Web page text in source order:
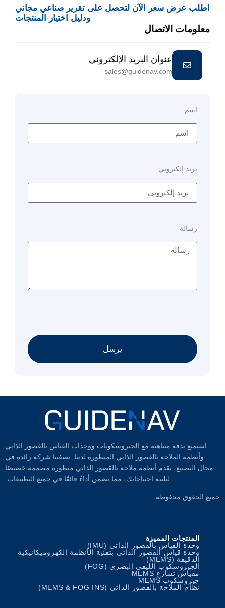
اطلب عرض سعر الآن لتحصل على تقرير صناعي مجاني
ودليل اختيار المنتجات
معلومات الاتصال
عنوان البريد الإلكتروني
sales@guidenav.com
اسم
بريد إلكتروني
رسالة
يرسل
استمتع بدقة متناهية مع الجيروسكوبات ووحدات القياس بالقصور الذاتي
وأنظمة الملاحة بالقصور الذاتي المتطورة لدينا. بصفتنا شركة رائدة في
مجال التصنيع، نقدم أنظمة ملاحة بالقصور الذاتي متطورة مصممة خصيصًا
لتلبية احتياجاتك، مما يضمن أداءً فائقًا في جميع التطبيقات.
جميع الحقوق محفوظة
المنتجات المميزة
وحدة القياس بالقصور الذاتي (IMU)
وحدة قياس القصور الذاتي بتقنية الأنظمة الكهروميكانيكية
الدقيقة (MEMS)
الجيروسكوب الليفي البصري (FOG)
مقياس تسارع MEMS
جيروسكوب MEMS
نظام الملاحة بالقصور الذاتي (MEMS & FOG INS)